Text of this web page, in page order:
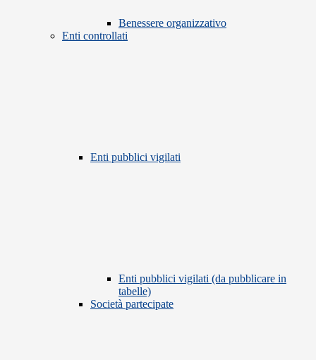
Benessere organizzativo
Enti controllati
Enti pubblici vigilati
Enti pubblici vigilati (da pubblicare in
tabelle)
Società partecipate